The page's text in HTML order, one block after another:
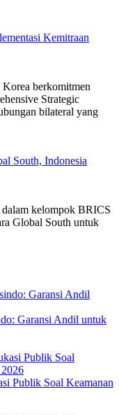
Kemitraan
berkomitmen
Strategic
bilateral yang
South, Indonesia
dalam kelompok BRICS
Global South untuk
Garansi Andil untuk
Publik Soal Keamanan